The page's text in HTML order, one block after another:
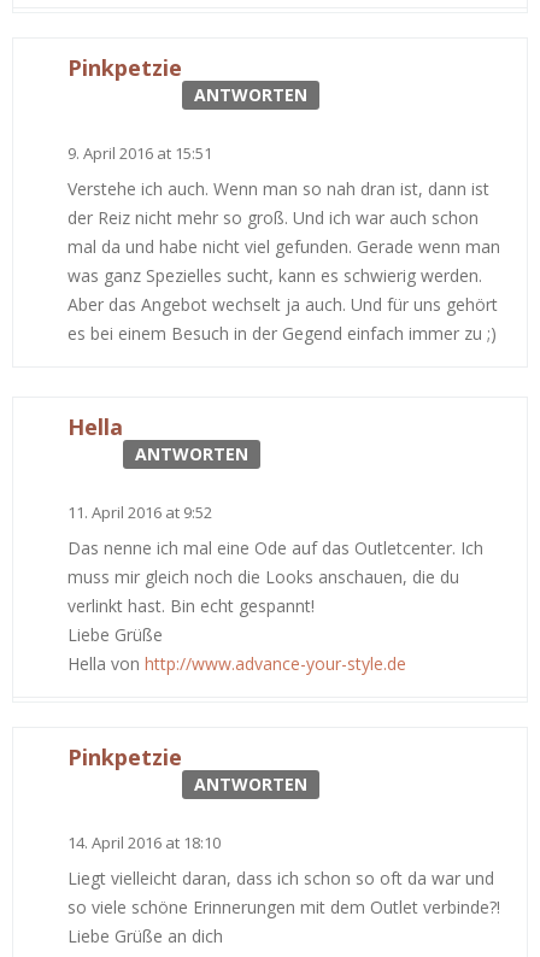
Pinkpetzie
ANTWORTEN
9. April 2016 at 15:51
Verstehe ich auch. Wenn man so nah dran ist, dann ist
der Reiz nicht mehr so groß. Und ich war auch schon
mal da und habe nicht viel gefunden. Gerade wenn man
was ganz Spezielles sucht, kann es schwierig werden.
Aber das Angebot wechselt ja auch. Und für uns gehört
es bei einem Besuch in der Gegend einfach immer zu ;)
Hella
ANTWORTEN
11. April 2016 at 9:52
Das nenne ich mal eine Ode auf das Outletcenter. Ich
muss mir gleich noch die Looks anschauen, die du
verlinkt hast. Bin echt gespannt!
Liebe Grüße
Hella von http://www.advance-your-style.de
Pinkpetzie
ANTWORTEN
14. April 2016 at 18:10
Liegt vielleicht daran, dass ich schon so oft da war und
so viele schöne Erinnerungen mit dem Outlet verbinde?!
Liebe Grüße an dich